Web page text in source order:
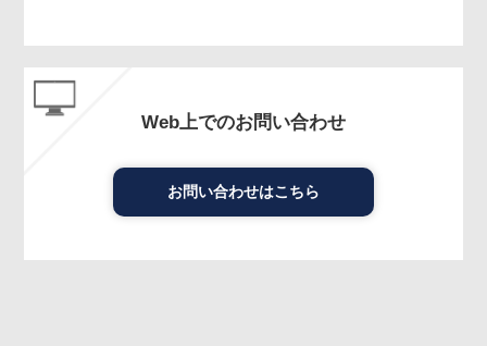
Web上でのお問い合わせ
お問い合わせはこちら